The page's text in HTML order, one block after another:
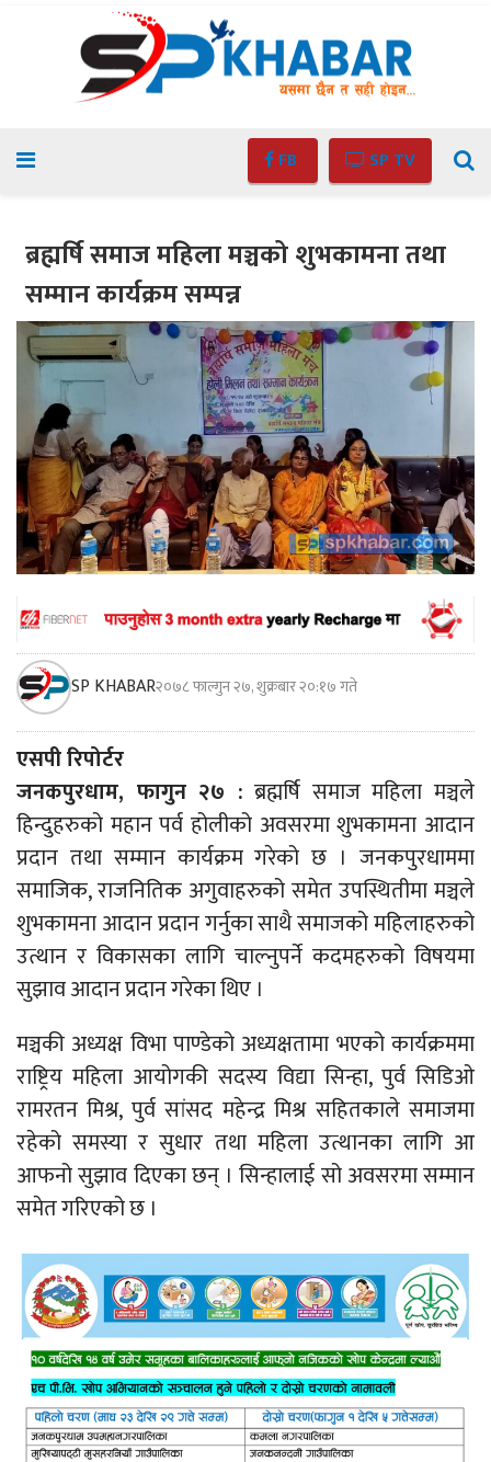
FB SP TV
ब्रह्मर्षि समाज महिला मञ्चको शुभकामना तथा
सम्मान कार्यक्रम सम्पन्न
SP KHABAR२०७८ फाल्गुन २७, शुक्रबार २०:१७ गते
एसपी रिपोर्टर
जनकपुरधाम, फागुन २७ : ब्रह्मर्षि समाज महिला मञ्चले
हिन्दुहरुको महान पर्व होलीको अवसरमा शुभकामना आदान
प्रदान तथा सम्मान कार्यक्रम गरेको छ । जनकपुरधाममा
समाजिक, राजनितिक अगुवाहरुको समेत उपस्थितीमा मञ्चले
शुभकामना आदान प्रदान गर्नुका साथै समाजको महिलाहरुको
उत्थान र विकासका लागि चाल्नुपर्ने कदमहरुको विषयमा
सुझाव आदान प्रदान गरेका थिए ।
मञ्चकी अध्यक्ष विभा पाण्डेको अध्यक्षतामा भएको कार्यक्रममा
राष्ट्रिय महिला आयोगकी सदस्य विद्या सिन्हा, पुर्व सिडिओ
रामरतन मिश्र, पुर्व सांसद महेन्द्र मिश्र सहितकाले समाजमा
रहेको समस्या र सुधार तथा महिला उत्थानका लागि आ
आफनो सुझाव दिएका छन् । सिन्हालाई सो अवसरमा सम्मान
समेत गरिएको छ ।